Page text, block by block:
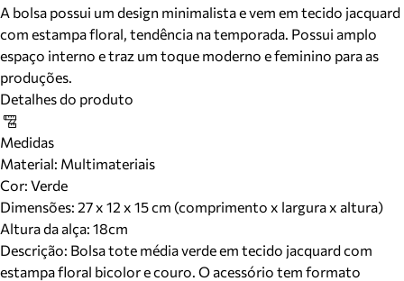
A bolsa possui um design minimalista e vem em tecido jacquard
com estampa floral, tendência na temporada. Possui amplo
espaço interno e traz um toque moderno e feminino para as
produções.
Detalhes do produto
Medidas
Material: Multimateriais
Cor: Verde
Dimensões: 27 x 12 x 15 cm (comprimento x largura x altura)
Altura da alça: 18cm
Descrição: Bolsa tote média verde em tecido jacquard com
estampa floral bicolor e couro. O acessório tem formato